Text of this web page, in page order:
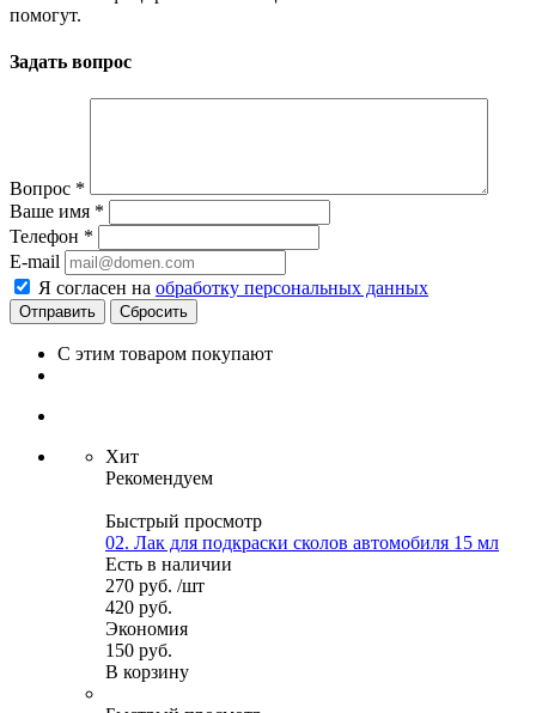
помогут.
Задать вопрос
Вопрос *
Ваше имя *
Телефон *
E-mail
Я согласен на обработку персональных данных
Сбросить
С этим товаром покупают
Хит
Рекомендуем
Быстрый просмотр
02. Лак для подкраски сколов автомобиля 15 мл
Есть в наличии
270 руб. /шт
420 руб.
Экономия
150 руб.
В корзину